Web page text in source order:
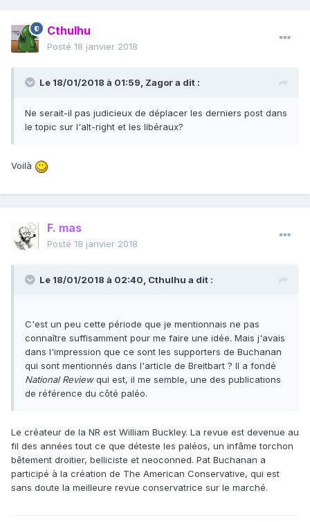
Cthulhu
Posté 18 janvier 2018
Le 18/01/2018 à 01:59, Zagora dit :
Ne serait-il pas judicieux de déplacer les derniers post dans
le topic sur l'alt-right et les libéraux?
Voilà
F. mas
Posté 18 janvier 2018
Le 18/01/2018 à 02:40, Cthulhu a dit :
C'est un peu cette période que je mentionnais ne pas
connaître suffisamment pour me faire une idée. Mais j'avais
dans l'impression que ce sont les supporters de Buchanan
qui sont mentionnés dans l'article de Breitbart ? Il a fondé
National Reviewqui est, il me semble, une des publications
de référence du côté paléo.
Le créateur de la NR est William Buckley. La revue est devenue au
fil des années tout ce que déteste les paléos, un infâme torchon
bêtement droitier, belliciste et neoconned. Pat Buchanan a
participé à la création de The American Conservative, qui est
sans doute la meilleure revue conservatrice sur le marché.